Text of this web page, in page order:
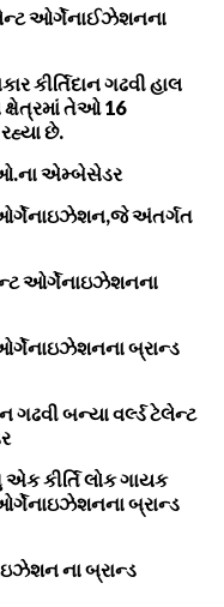
ઓર્ગેનાઈઝેશનના
કીર્તિદાન ગઢવી હાલ
ક્ષેત્રમાં તેઓ 16
છે.
ઓ.ના એમ્બેસેડર
ઓર્ગેનાઇઝેશન,જે અંતર્ગત
ઓર્ગેનાઇઝેશનના
ઓર્ગેનાઇઝેશનના બ્રાન્ડ
ગઢવી બન્યા વર્લ્ડ ટેલેન્ટ
કીર્તિ લોક ગાયક
ઓર્ગેનાઇઝેશનના બ્રાન્ડ
ના બ્રાન્ડ